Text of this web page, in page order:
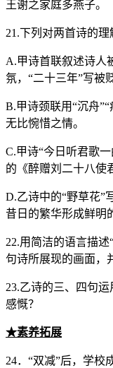
王谢之家庭多燕子。
21.下列对两首诗的理
A.甲诗首联叙述诗人
氛，“二十三年”写被
B.甲诗颈联用“沉舟
无比惋惜之情。
C.甲诗“今日听君歌
的《醉赠刘二十八使
D.乙诗中的“野草花”
昔日的繁华形成鲜明
22.用简洁的语言描
句诗所展现的画面，
23.乙诗的三、四句
感慨？
★素养拓展
24．“双减”后，学校